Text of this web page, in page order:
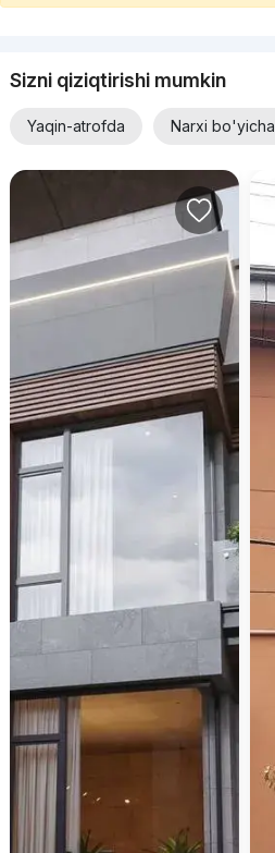
Sizni qiziqtirishi mumkin
Yaqin-atrofda Narxi bo'yicha